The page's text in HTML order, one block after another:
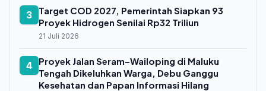
3
Target COD 2027, Pemerintah Siapkan 93
Proyek Hidrogen Senilai Rp32 Triliun
21 Juli 2026
4
Proyek Jalan Seram–Wailoping di Maluku
Tengah Dikeluhkan Warga, Debu Ganggu
Kesehatan dan Papan Informasi Hilang